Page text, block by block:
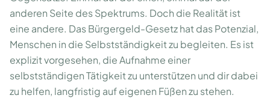
anderen Seite des Spektrums. Doch die Realität ist
eine andere. Das Bürgergeld-Gesetz hat das Potenzial,
Menschen in die Selbstständigkeit zu begleiten. Es ist
explizit vorgesehen, die Aufnahme einer
selbstständigen Tätigkeit zu unterstützen und dir dabei
zu helfen, langfristig auf eigenen Füßen zu stehen.